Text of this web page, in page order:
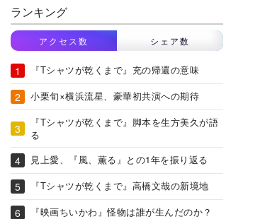
ランキング
アクセス数 シェア数
『Tシャツが乾くまで』充の帰還の意味
小栗旬×横浜流星、豪華初共演への期待
『Tシャツが乾くまで』脚本を生方美久が語
る
見上愛、『風、薫る』との1年を振り返る
『Tシャツが乾くまで』高橋文哉の新境地
『映画ちいかわ』怪物は誰が生んだのか？